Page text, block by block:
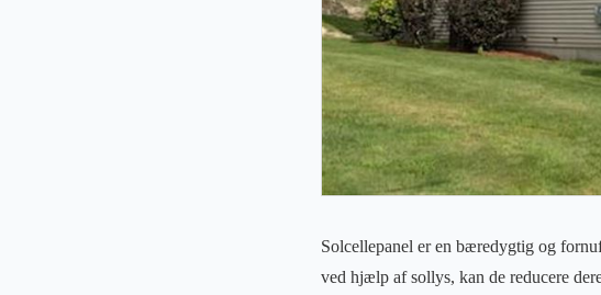
Solcellepanel er en bæredygtig og
ved hjælp af sollys, kan de reducere